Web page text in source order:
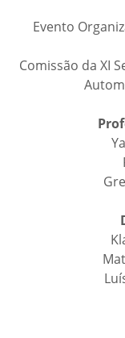
Evento
Comissão da XI